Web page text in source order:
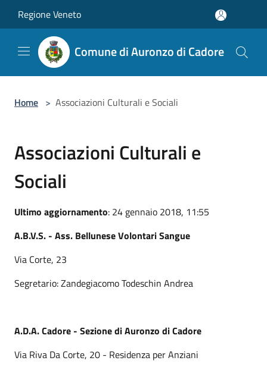
Regione Veneto
Comune di Auronzo di Cadore
Home > Associazioni Culturali e Sociali
Associazioni Culturali e
Sociali
Ultimo aggiornamento: 24 gennaio 2018, 11:55
A.B.V.S. - Ass. Bellunese Volontari Sangue
Via Corte, 23
Segretario: Zandegiacomo Todeschin Andrea
A.D.A. Cadore - Sezione di Auronzo di Cadore
Via Riva Da Corte, 20 - Residenza per Anziani